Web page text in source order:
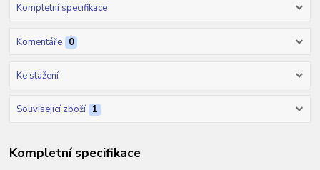
Kompletní specifikace
Komentáře 0
Ke stažení
Související zboží 1
Kompletní specifikace